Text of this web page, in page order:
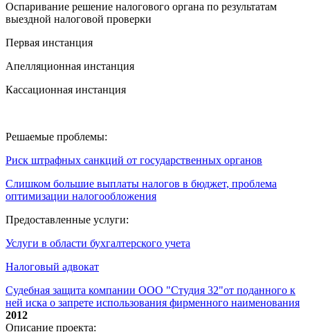
Оспаривание решение налогового органа по результатам
выездной налоговой проверки
Первая инстанция
Апелляционная инстанция
Кассационная инстанция
Решаемые проблемы:
Риск штрафных санкций от государственных органов
Слишком большие выплаты налогов в бюджет, проблема
оптимизации налогообложения
Предоставленные услуги:
Услуги в области бухгалтерского учета
Налоговый адвокат
Судебная защита компании ООО "Студия 32"от поданного к
ней иска о запрете использования фирменного наименования
2012
Описание проекта: